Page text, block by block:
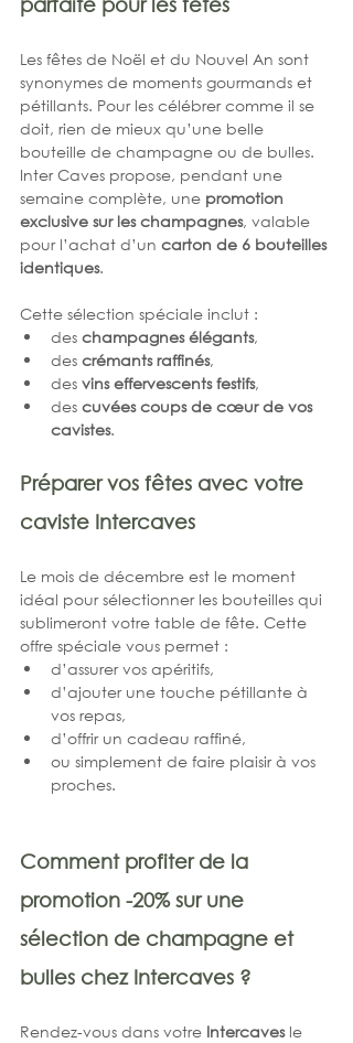
Les fêtes de Noël et du Nouvel An sont
synonymes de moments gourmands et
pétillants. Pour les célébrer comme il se
doit, rien de mieux qu’une belle
bouteille de champagne ou de bulles.
Inter Caves propose, pendant une
semaine complète, une promotion
exclusive sur les champagnes, valable
pour l’achat d’un carton de 6 bouteilles
identiques.
Cette sélection spéciale inclut :
des champagnes élégants,
des crémants raffinés,
des vins effervescents festifs,
des cuvées coups de cœur de vos
cavistes.
Préparer vos fêtes avec votre
caviste Intercaves
Le mois de décembre est le moment
idéal pour sélectionner les bouteilles qui
sublimeront votre table de fête. Cette
offre spéciale vous permet :
d’assurer vos apéritifs,
d’ajouter une touche pétillante à
vos repas,
d’offrir un cadeau raffiné,
ou simplement de faire plaisir à vos
proches.
Comment profiter de la
promotion -20% sur une
sélection de champagne et
bulles chez Intercaves ?
Rendez-vous dans votre Intercaves le